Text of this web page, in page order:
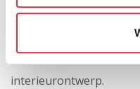
niet meer voldeed aan
werd Europees
Snoeken als
interieurontwerp.